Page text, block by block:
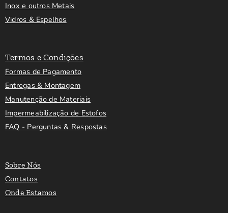
Inox e outros Metais
Vidros & Espelhos
Termos e Condições
Formas de Pagamento
Entregas & Montagem
Manutenção de Materiais
Impermeabilização de Estofos
FAQ - Perguntas & Respostas
Sobre Nós
Contatos
Onde Estamos